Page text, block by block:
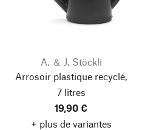
A. ＆ J. Stöckli
Arrosoir plastique recyclé,
7 litres
19,90 €
+ plus de variantes